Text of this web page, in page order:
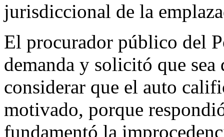
jurisdiccional de la
El procurador público del
demanda y solicitó que sea
considerar que el auto
motivado, porque
fundamentó la